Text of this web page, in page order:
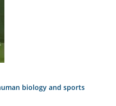
biology and sports